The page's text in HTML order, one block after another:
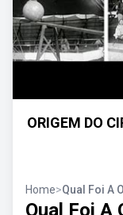
ORIGEM DO
Home>Qual Foi A
Qual Foi A